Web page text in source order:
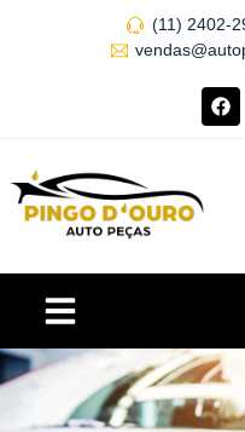
(11) 2402-